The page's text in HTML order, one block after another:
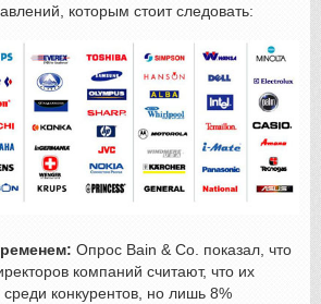
которым стоит следовать:
Опрос Bain & Co. показал, что
компаний считают, что их
конкурентов, но лишь 8%